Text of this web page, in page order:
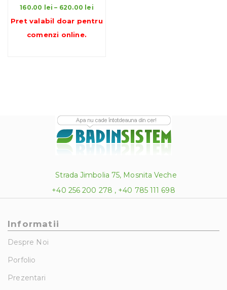
160.00 lei – 620.00 leiInterval
prețuri:
Pret valabil doar pentru
comenzi online.
Strada Jimbolia 75, Mosnita Veche
+40 256 200 278 , +40 785 111 698
Informatii
Despre Noi
Porfolio
Prezentari